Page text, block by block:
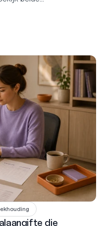
en de
verkeerd begrijpen.
die